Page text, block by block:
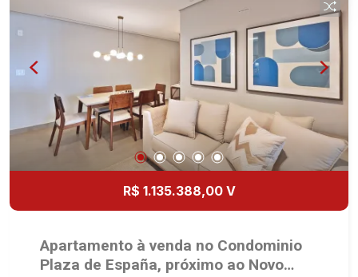
com Churrasqueira à gás - 02 Vagas - Fino
acabamento - Alto Padrão Martinelli Imobiliária,
referência no mercado imobiliário desde 2000.
Especialistas em Venda, Locação e
Lançamentos! Avenida João Fiúsa, 1051 - Alto da
Boa Vista | Ribeirão Preto.
R$ 1.135.388,00 V
Apartamento à venda no Condominio
Plaza de España, próximo ao Novo